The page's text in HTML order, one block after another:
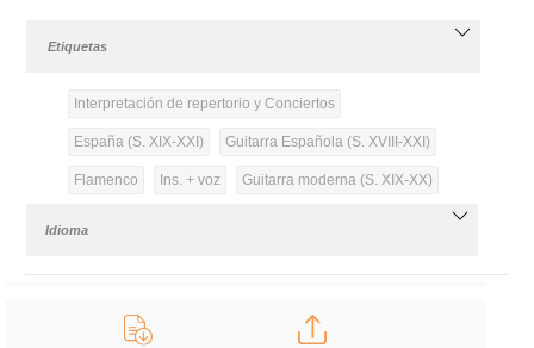
Etiquetas
Interpretación de repertorio y Conciertos
España (S. XIX-XXI) Guitarra Española (S. XVIII-XXI)
Flamenco Ins. + voz Guitarra moderna (S. XIX-XX)
Idioma